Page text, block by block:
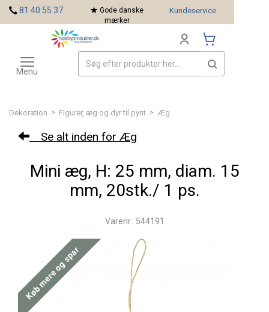
Dekoration > Figurer, æg og dyr til pynt > Æg
Se alt inden for Æg
Mini æg, H: 25 mm, diam. 15
mm, 20stk./ 1 ps.
Varenr.: 544191
Køb mere og spar
81 40 55 37
Gode danske
mærker
Kundeservice
Toggle
navigation
Menu
Mærker